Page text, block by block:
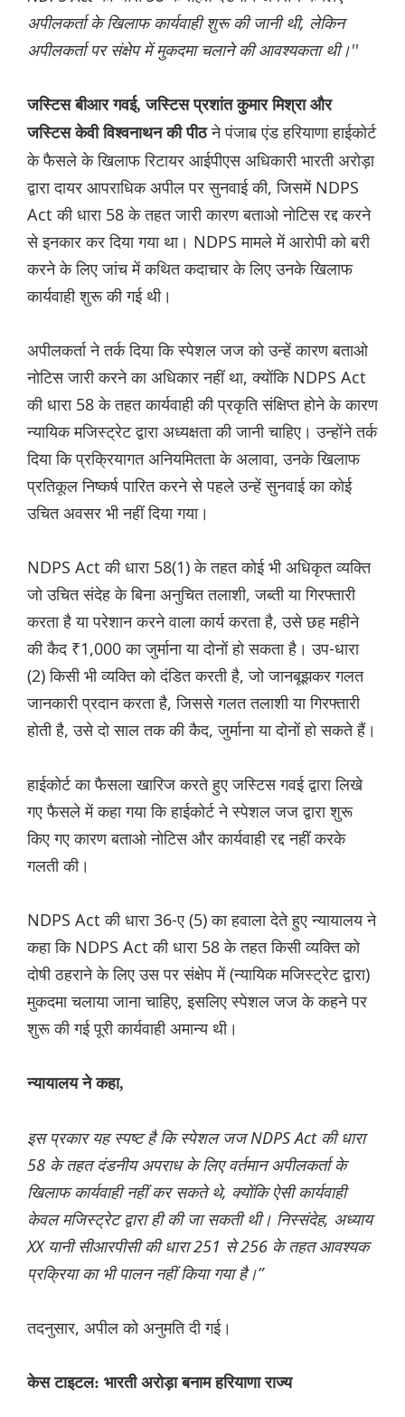
अपीलकर्ता के खिलाफ कार्यवाही शुरू की जानी थी, लेकिन
अपीलकर्ता पर संक्षेप में मुकदमा चलाने की आवश्यकता थी।''
जस्टिस बीआर गवई, जस्टिस प्रशांत कुमार मिश्रा और
जस्टिस केवी विश्वनाथन की पीठने पंजाब एंड हरियाणा हाईकोर्ट
के फैसले के खिलाफ रिटायर आईपीएस अधिकारी भारती अरोड़ा
द्वारा दायर आपराधिक अपील पर सुनवाई की, जिसमें NDPS
Act की धारा 58 के तहत जारी कारण बताओ नोटिस रद्द करने
से इनकार कर दिया गया था। NDPS मामले में आरोपी को बरी
करने के लिए जांच में कथित कदाचार के लिए उनके खिलाफ
कार्यवाही शुरू की गई थी।
अपीलकर्ता ने तर्क दिया कि स्पेशल जज को उन्हें कारण बताओ
नोटिस जारी करने का अधिकार नहीं था, क्योंकि NDPS Act
की धारा 58 के तहत कार्यवाही की प्रकृति संक्षिप्त होने के कारण
न्यायिक मजिस्ट्रेट द्वारा अध्यक्षता की जानी चाहिए। उन्होंने तर्क
दिया कि प्रक्रियागत अनियमितता के अलावा, उनके खिलाफ
प्रतिकूल निष्कर्ष पारित करने से पहले उन्हें सुनवाई का कोई
उचित अवसर भी नहीं दिया गया।
NDPS Act की धारा 58(1) के तहत कोई भी अधिकृत व्यक्ति
जो उचित संदेह के बिना अनुचित तलाशी, जब्ती या गिरफ्तारी
करता है या परेशान करने वाला कार्य करता है, उसे छह महीने
की कैद ₹1,000 का जुर्माना या दोनों हो सकता है। उप-धारा
(2) किसी भी व्यक्ति को दंडित करती है, जो जानबूझकर गलत
जानकारी प्रदान करता है, जिससे गलत तलाशी या गिरफ्तारी
होती है, उसे दो साल तक की कैद, जुर्माना या दोनों हो सकते हैं।
हाईकोर्ट का फैसला खारिज करते हुए जस्टिस गवई द्वारा लिखे
गए फैसले में कहा गया कि हाईकोर्ट ने स्पेशल जज द्वारा शुरू
किए गए कारण बताओ नोटिस और कार्यवाही रद्द नहीं करके
गलती की।
NDPS Act की धारा 36-ए (5) का हवाला देते हुए न्यायालय ने
कहा कि NDPS Act की धारा 58 के तहत किसी व्यक्ति को
दोषी ठहराने के लिए उस पर संक्षेप में (न्यायिक मजिस्ट्रेट द्वारा)
मुकदमा चलाया जाना चाहिए, इसलिए स्पेशल जज के कहने पर
शुरू की गई पूरी कार्यवाही अमान्य थी।
न्यायालय ने कहा,
इस प्रकार यह स्पष्ट है कि स्पेशल जज NDPS Act की धारा
58 के तहत दंडनीय अपराध के लिए वर्तमान अपीलकर्ता के
खिलाफ कार्यवाही नहीं कर सकते थे, क्योंकि ऐसी कार्यवाही
केवल मजिस्ट्रेट द्वारा ही की जा सकती थी। निस्संदेह, अध्याय
XX यानी सीआरपीसी की धारा 251 से 256 के तहत आवश्यक
प्रक्रिया का भी पालन नहीं किया गया है।”
तदनुसार, अपील को अनुमति दी गई।
केस टाइटल: भारती अरोड़ा बनाम हरियाणा राज्य